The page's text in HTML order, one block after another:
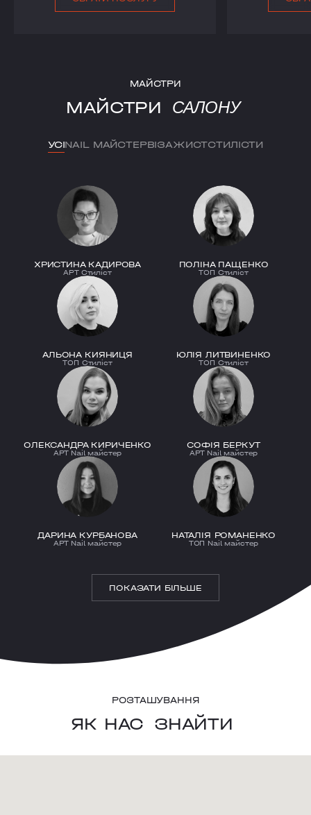
МАЙСТРИ
МАЙСТРИ САЛОНУ
УСІNAIL МАЙСТЕРВІЗАЖИСТСТИЛІСТИ
ХРИСТИНА КАДИРОВА
АРТ Стиліст
ПОЛIНА ПАЩЕНКО
ТОП Стиліст
АЛЬОНА КИЯНИЦЯ
ТОП Стиліст
ЮЛІЯ ЛИТВИНЕНКО
ТОП Стиліст
ОЛЕКСАНДРА КИРИЧЕНКО
АРТ Nail майстер
СОФІЯ БЕРКУТ
АРТ Nail майстер
ДАРИНА КУРБАНОВА
АРТ Nail майстер
НАТАЛІЯ РОМАНЕНКО
ТОП Nail майстер
ПОКАЗАТИ БІЛЬШЕ
РОЗТАШУВАННЯ
ЯК НАС ЗНАЙТИ